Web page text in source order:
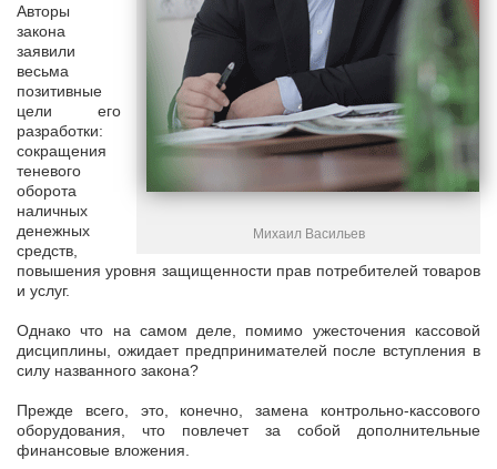
Михаил Васильев
Авторы
закона
заявили
весьма
позитивные
цели его
разработки:
сокращения
теневого
оборота
наличных
денежных
средств,
повышения уровня защищенности прав потребителей товаров
и услуг.
Однако что на самом деле, помимо ужесточения кассовой
дисциплины, ожидает предпринимателей после вступления в
силу названного закона?
Прежде всего, это, конечно, замена контрольно-кассового
оборудования, что повлечет за собой дополнительные
финансовые вложения.